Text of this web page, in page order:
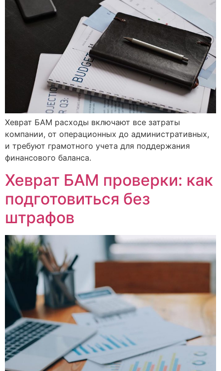
Хеврат БАМ расходы включают все затраты
компании, от операционных до административных,
и требуют грамотного учета для поддержания
финансового баланса.
Хеврат БАМ проверки: как
подготовиться без
штрафов